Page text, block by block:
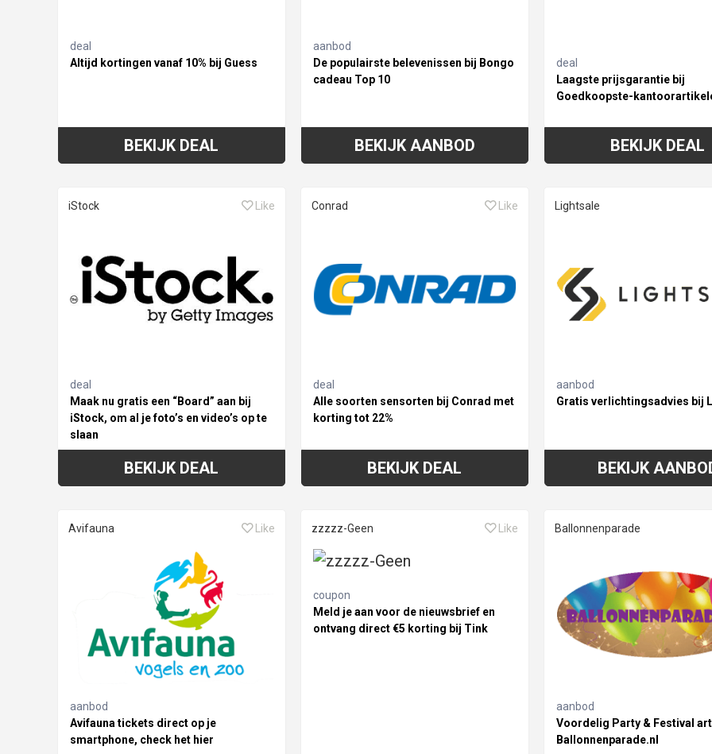
deal
Altijd kortingen vanaf 10% bij Guess
BEKIJK DEAL
aanbod
De populairste belevenissen bij Bongo
cadeau Top 10
BEKIJK AANBOD
deal
Laagste prijsgarantie bij
Goedkoopste-
BEKIJK DEAL
iStock Like
deal
Maak nu gratis een “Board” aan bij
iStock, om al je foto’s en video’s op te
slaan
BEKIJK DEAL
Conrad Like
deal
Alle soorten sensorten bij Conrad met
korting tot 22%
BEKIJK DEAL
Lightsale
aanbod
Gratis verlichtingsadvies bij
BEKIJK
Avifauna Like
aanbod
Avifauna tickets direct op je
smartphone, check het hier
zzzzz-Geen Like
coupon
Meld je aan voor de nieuwsbrief en
ontvang direct €5 korting bij Tink
Ballonnenparade
aanbod
Voordelig Party & Festival
Ballonnenparade.nl